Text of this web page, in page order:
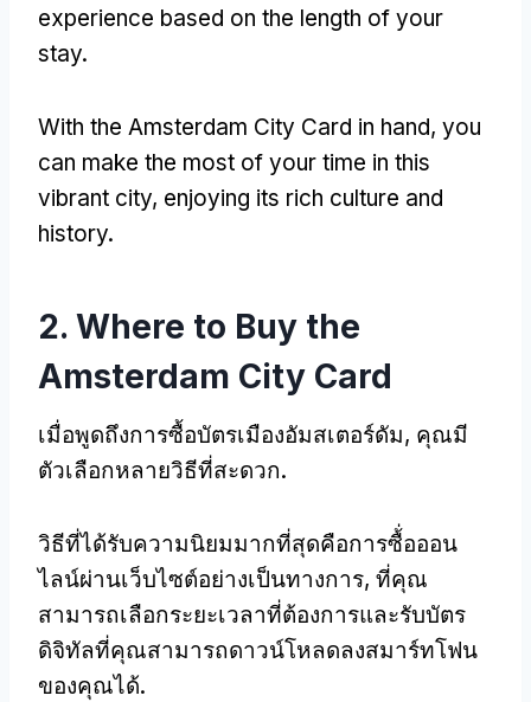
experience based on the length of your
stay.
With the Amsterdam City Card in hand, you
can make the most of your time in this
vibrant city, enjoying its rich culture and
history.
2. Where to Buy the
Amsterdam City Card
เมื่อพูดถึงการซื้อบัตรเมืองอัมสเตอร์ดัม, คุณมี
ตัวเลือกหลายวิธีที่สะดวก.
วิธีที่ได้รับความนิยมมากที่สุดคือการซื้่อออน
ไลน์ผ่านเว็บไซต์อย่างเป็นทางการ, ที่คุณ
สามารถเลือกระยะเวลาที่ต้องการและรับบัตร
ดิจิทัลที่คุณสามารถดาวน์โหลดลงสมาร์ทโฟน
ของคุณได้.